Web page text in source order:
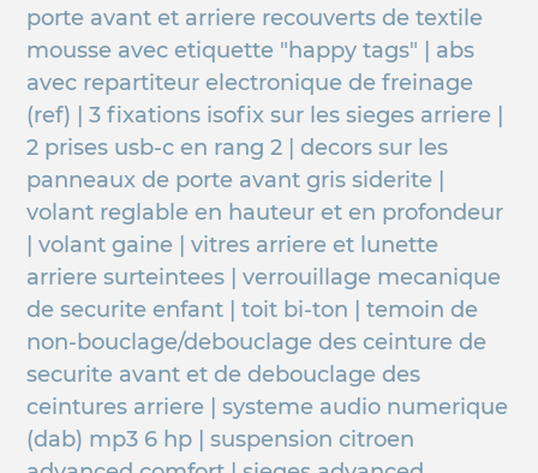
porte avant et arriere recouverts de textile
mousse avec etiquette "happy tags" | abs
avec repartiteur electronique de freinage
(ref) | 3 fixations isofix sur les sieges arriere |
2 prises usb-c en rang 2 | decors sur les
panneaux de porte avant gris siderite |
volant reglable en hauteur et en profondeur
| volant gaine | vitres arriere et lunette
arriere surteintees | verrouillage mecanique
de securite enfant | toit bi-ton | temoin de
non-bouclage/debouclage des ceinture de
securite avant et de debouclage des
ceintures arriere | systeme audio numerique
(dab) mp3 6 hp | suspension citroen